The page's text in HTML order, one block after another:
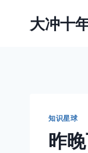
大冲十
知识星球
昨